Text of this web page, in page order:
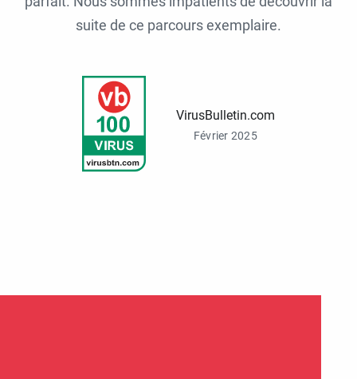
suite de ce parcours exemplaire.
VirusBulletin.com
Février 2025